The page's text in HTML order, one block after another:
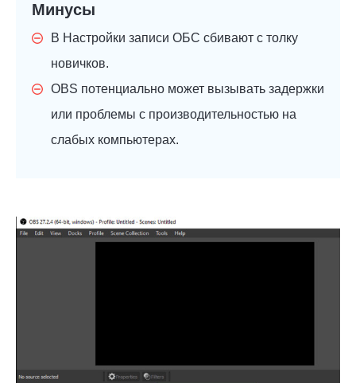
Минусы
В Настройки записи ОБС сбивают с толку
новичков.
OBS потенциально может вызывать задержки
или проблемы с производительностью на
слабых компьютерах.